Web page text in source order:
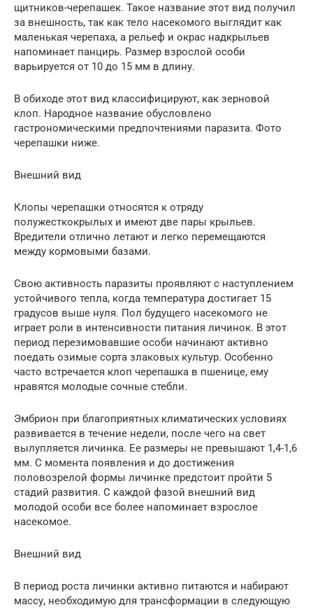
щитников-черепашек. Такое название этот вид получил
за внешность, так как тело насекомого выглядит как
маленькая черепаха, а рельеф и окрас надкрыльев
напоминает панцирь. Размер взрослой особи
варьируется от 10 до 15 мм в длину.
В обиходе этот вид классифицируют, как зерновой
клоп. Народное название обусловлено
гастрономическими предпочтениями паразита. Фото
черепашки ниже.
Внешний вид
Клопы черепашки относятся к отряду
полужесткокрылых и имеют две пары крыльев.
Вредители отлично летают и легко перемещаются
между кормовыми базами.
Свою активность паразиты проявляют с наступлением
устойчивого тепла, когда температура достигает 15
градусов выше нуля. Пол будущего насекомого не
играет роли в интенсивности питания личинок. В этот
период перезимовавшие особи начинают активно
поедать озимые сорта злаковых культур. Особенно
часто встречается клоп черепашка в пшенице, ему
нравятся молодые сочные стебли.
Эмбрион при благоприятных климатических условиях
развивается в течение недели, после чего на свет
вылупляется личинка. Ее размеры не превышают 1,4-1,6
мм. С момента появления и до достижения
половозрелой формы личинке предстоит пройти 5
стадий развития. С каждой фазой внешний вид
молодой особи все более напоминает взрослое
насекомое.
Внешний вид
В период роста личинки активно питаются и набирают
массу, необходимую для трансформации в следующую